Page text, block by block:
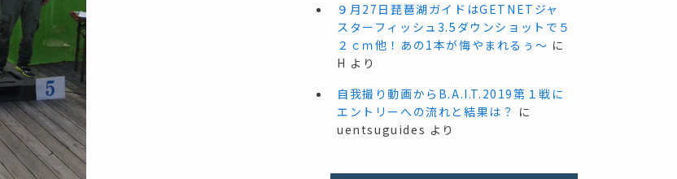
９月27日琵琶湖ガイドはGETNETジャ
スターフィッシュ3.5ダウンショットで５
２ｃｍ他！あの1本が悔やまれるぅ～ に
H より
自我撮り動画からB.A.I.T.2019第１戦に
エントリーへの流れと結果は？ に
uentsuguides より